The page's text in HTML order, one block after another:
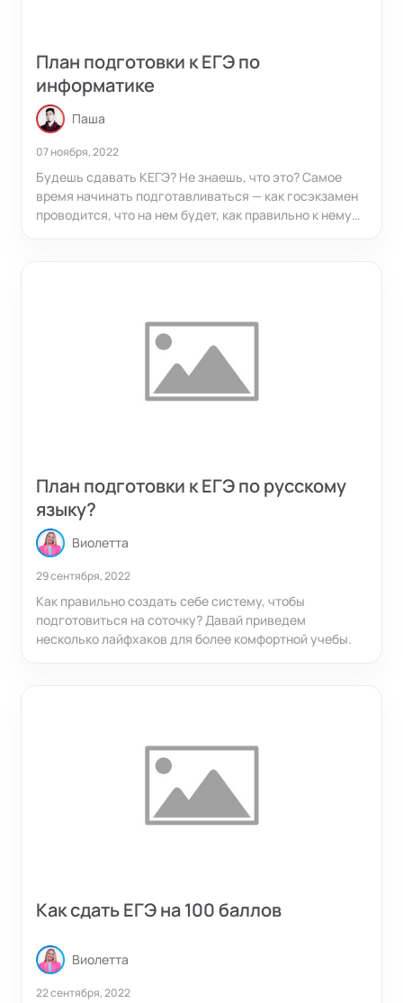
План подготовки к ЕГЭ по
информатике
Паша
07 ноября, 2022
Будешь сдавать КЕГЭ? Не знаешь, что это? Самое
время начинать подготавливаться — как госэкзамен
проводится, что на нем будет, как правильно к нему
План подготовки к ЕГЭ по русскому
языку?
Виолетта
29 сентября, 2022
Как правильно создать себе систему, чтобы
подготовиться на соточку? Давай приведем
несколько лайфхаков для более комфортной учебы.
Как сдать ЕГЭ на 100 баллов
Виолетта
22 сентября, 2022